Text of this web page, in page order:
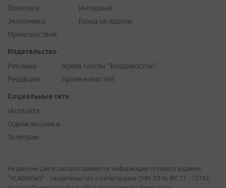
Политика
Экономика
Происшествия
Интервью
Город на ладони
Издательство
Реклама
Редакция
Архив газеты "Владивосток"
Архив новостей
Социальные сети
vkontakte
Одноклассники
Телеграм
На данном сайте распространяется информация сетевого издания
"VLADNEWS" - свидетельство о регистрации СМИ ЭЛ № ФС 77 - 72742,